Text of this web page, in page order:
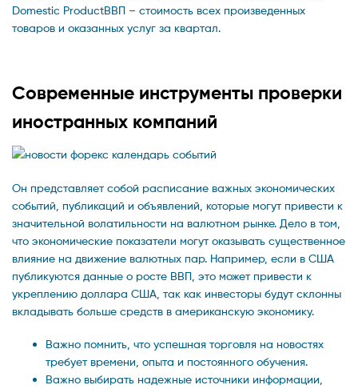
Domestic ProductВВП – стоимость всех произведенных
товаров и оказанных услуг за квартал.
Современные инструменты проверки
иностранных компаний
Он представляет собой расписание важных экономических
событий, публикаций и объявлений, которые могут привести к
значительной волатильности на валютном рынке. Дело в том,
что экономические показатели могут оказывать существенное
влияние на движение валютных пар. Например, если в США
публикуются данные о росте ВВП, это может привести к
укреплению доллара США, так как инвесторы будут склонны
вкладывать больше средств в американскую экономику.
Важно помнить, что успешная торговля на новостях
требует времени, опыта и постоянного обучения.
Важно выбирать надежные источники информации‚